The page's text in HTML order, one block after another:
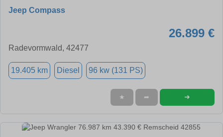
Jeep Compass
26.899 €
Radevormwald, 42477
19.405 km Diesel 96 kw (131 PS)
★ ➦ ➜